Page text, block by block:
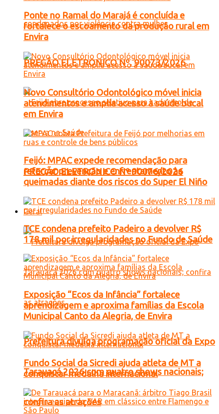
PREGÃO ELETRONICO Nº. 90073/2026
PREGÃO ELETRONICO Nº 90076/2026
Geral
Prefeitura divulga programação oficial da Expo
Tarauacá 2026 com quatro shows nacionais;
confira as atrações
Ponte no Ramal do Marajá é concluída e
fortalece o escoamento da produção rural em
Envira
Novo Consultório Odontológico móvel inicia
atendimentos e amplia acesso à saúde bucal
em Envira
Feijó: MPAC expede recomendação para
reforçar prevenção e enfrentamento às
queimadas diante dos riscos do Super El Niño
TCE condena prefeito Padeiro a devolver R$
178 mil por irregularidades no Fundo de Saúde
Exposição “Ecos da Infância” fortalece
aprendizagem e aproxima famílias da Escola
Municipal Canto da Alegria, de Envira
Fundo Social da Sicredi ajuda atleta de MT a
conquistar medalha internacional